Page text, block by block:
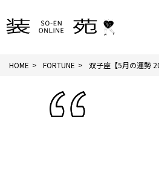
HOME FORTUNE 双子座【5月の運勢